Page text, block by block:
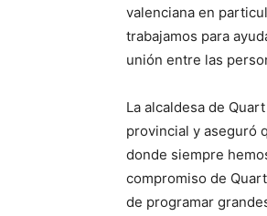
valenciana en
trabajamos para
unión entre las
La alcaldesa de
provincial y aseguró
donde siempre
compromiso de
de programar